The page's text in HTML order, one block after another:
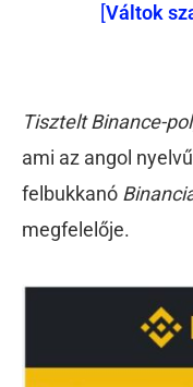
[Váltok
Tisztelt Binance-
ami az angol
felbukkanó
megfelelője.